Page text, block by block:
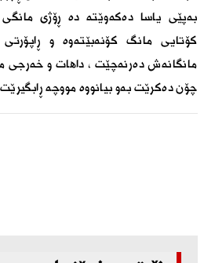
بەپێی یاسا دەکەوێتە دە ڕۆژی
کۆتایی مانگ کۆنەبێتەوە و ڕاپۆرتی
مانگانەش دەرنەچێت ، داھات و خەرجی
چۆن دەکرێت بەو بیانووە مووچە